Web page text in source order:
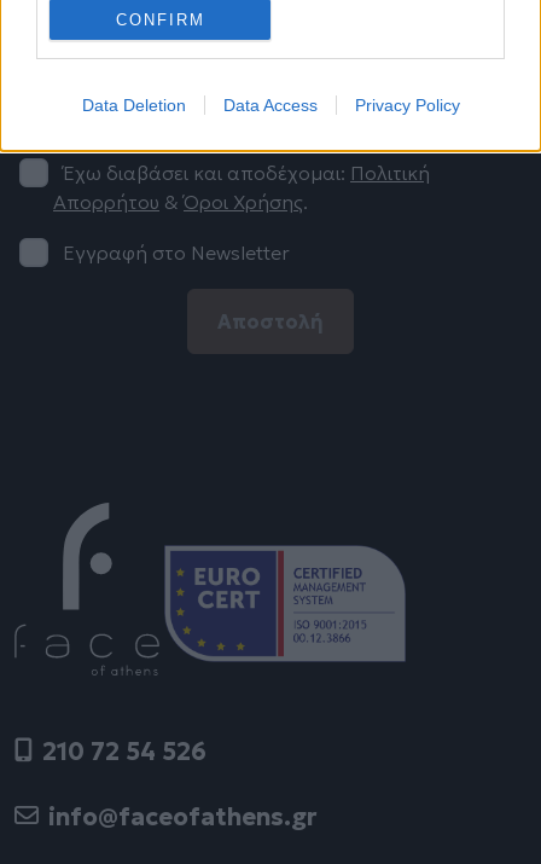
CONFIRM
Data Deletion Data Access Privacy Policy
Ώρα που επιθυμείτε
Έχω διαβάσει και αποδέχομαι: Πολιτική
Απορρήτου &Όροι Χρήσης.
Εγγραφή στο Newsletter
210 72 54 526
info@faceofathens.gr